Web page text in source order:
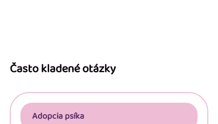
Často kladené otázky
Adopcia psíka